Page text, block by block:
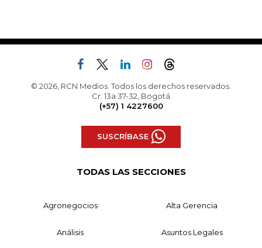
© 2026, RCN Medios. Todos los derechos reservados.
Cr. 13a 37-32, Bogotá
(+57) 1 4227600
SUSCRÍBASE
TODAS LAS SECCIONES
Agronegocios Alta Gerencia
Análisis Asuntos Legales